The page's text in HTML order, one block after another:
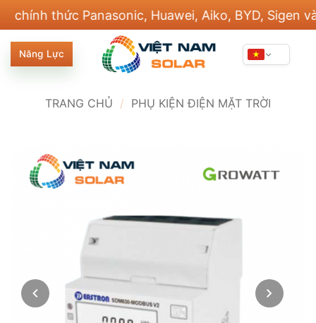
nội
dung
thức Panasonic, Huawei, Aiko, BYD, Sigen và 20
Năng Lực
TRANG CHỦ / PHỤ KIỆN ĐIỆN MẶT TRỜI